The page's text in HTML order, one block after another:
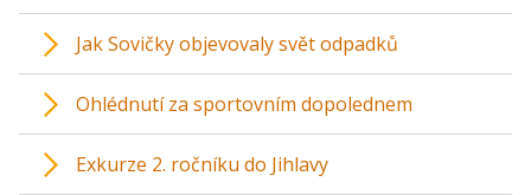
Jak Sovičky objevovaly svět odpadků
Ohlédnutí za sportovním dopolednem
Exkurze 2. ročníku do Jihlavy